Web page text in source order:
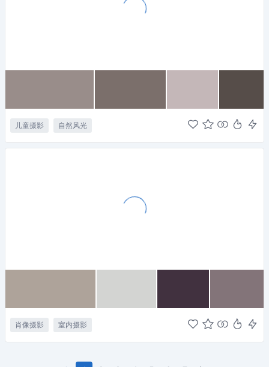
儿童摄影 自然风光
肖像摄影 室内摄影